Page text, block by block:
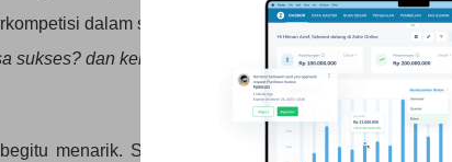
dalam satu space yang sama.
sukses? dan kenapa hanya sedikit orang yang
menarik. Salah satu yang cukup menarik itu